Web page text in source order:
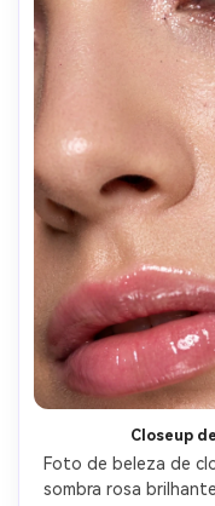
Closeup
Foto de beleza de
sombra rosa